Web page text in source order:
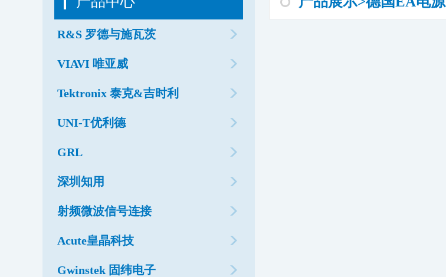
R&S 罗德与施瓦茨
VIAVI 唯亚威
Tektronix 泰克&吉时利
UNI-T优利德
GRL
深圳知用
射频微波信号连接
Acute皇晶科技
Gwinstek 固纬电子